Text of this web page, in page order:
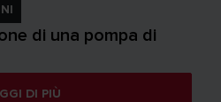
di una pompa di
DI PIÙ